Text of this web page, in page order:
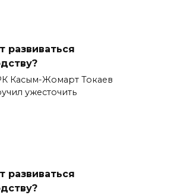
развиваться
Касым-Жомарт Токаев
ужесточить
развиваться